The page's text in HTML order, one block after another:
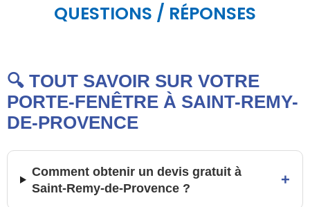
QUESTIONS / RÉPONSES
🔍 TOUT SAVOIR SUR VOTRE
PORTE-FENÊTRE À SAINT-REMY-
DE-PROVENCE
Comment obtenir un devis gratuit à
Saint-Remy-de-Provence ?
+